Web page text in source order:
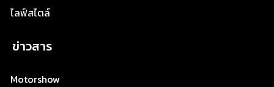
ไลฟ์สไตล์
ข่าวสาร
Motorshow